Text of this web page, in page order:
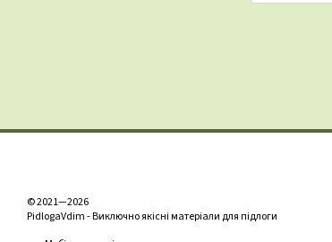
© 2021—2026
PidlogaVdim - Виключно якісні матеріали для підлоги